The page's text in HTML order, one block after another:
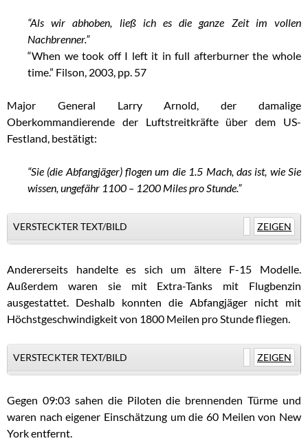
“Als wir abhoben, ließ ich es die ganze Zeit im vollen
Nachbrenner.”
“When we took off I left it in full afterburner the whole
time.” Filson, 2003, pp. 57
Major General Larry Arnold, der damalige
Oberkommandierende der Luftstreitkräfte über dem US-
Festland, bestätigt:
“Sie (die Abfangjäger) flogen um die 1.5 Mach, das ist, wie Sie
wissen, ungefähr 1100 – 1200 Miles pro Stunde.”
VERSTECKTER TEXT/BILD ZEIGEN
Andererseits handelte es sich um ältere F-15 Modelle.
Außerdem waren sie mit Extra-Tanks mit Flugbenzin
ausgestattet. Deshalb konnten die Abfangjäger nicht mit
Höchstgeschwindigkeit von 1800 Meilen pro Stunde fliegen.
VERSTECKTER TEXT/BILD ZEIGEN
Gegen 09:03 sahen die Piloten die brennenden Türme und
waren nach eigener Einschätzung um die 60 Meilen von New
York entfernt.